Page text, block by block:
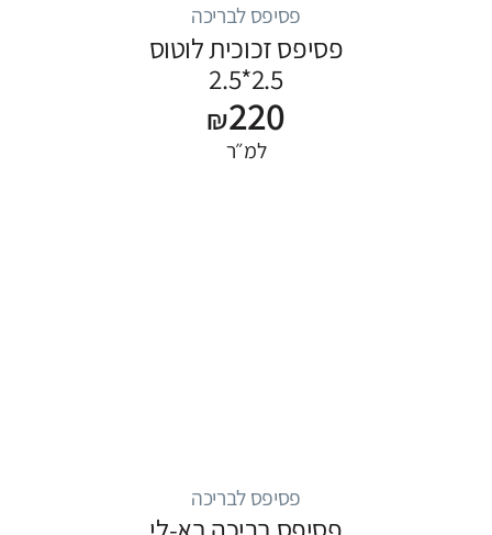
פסיפס לבריכה
פסיפס זכוכית לוטוס
2.5*2.5
₪220
למ״ר
פסיפס לבריכה